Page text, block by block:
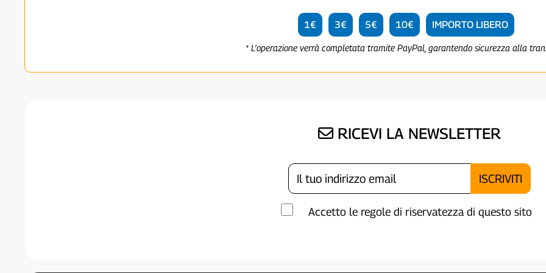
1€ 3€ 5€ 10€ IMPORTO LIBERO
* L'operazione verrà completata tramite PayPal, garantendo sicurezza alla
RICEVI LA NEWSLETTER
Accetto le regole di riservatezza di questo sito